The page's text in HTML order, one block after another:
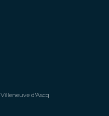
Villeneuve d'Ascq